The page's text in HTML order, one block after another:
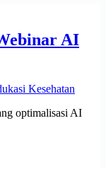
AI
optimalisasi AI